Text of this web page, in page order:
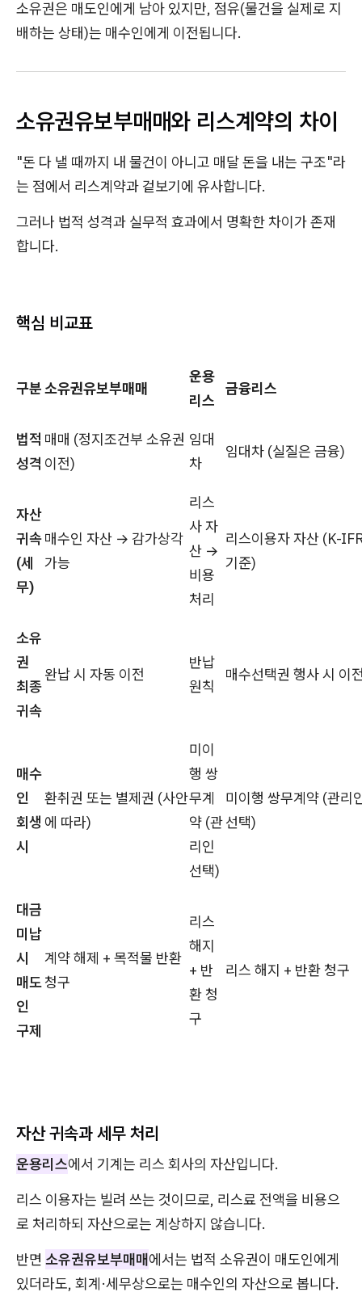
소유권은 매도인에게 남아 있지만, 점유(물건을 실제로 지
배하는 상태)는 매수인에게 이전됩니다.
소유권유보부매매와 리스계약의 차이
"돈 다 낼 때까지 내 물건이 아니고 매달 돈을 내는 구조"라
는 점에서 리스계약과 겉보기에 유사합니다.
그러나 법적 성격과 실무적 효과에서 명확한 차이가 존재
합니다.
핵심 비교표
구분소유권유보부매매
운용
리스
금융리스
법적
성격
매매 (정지조건부 소유권
이전)
임대
차
임대차 (실질은 금융)
자산
귀속
(세
무)
매수인 자산 → 감가상각
가능
리스
사 자
산 →
비용
처리
리스이용자 자산 (K-
기준)
소유
권
최종
귀속
완납 시 자동 이전
반납
원칙
매수선택권 행사 시 이
매수
인
회생
시
환취권 또는 별제권 (사안
에 따라)
미이
행 쌍
무계
약 (관
리인
선택)
미이행 쌍무계약 (관리
선택)
대금
미납
시
매도
인
구제
계약 해제 + 목적물 반환
청구
리스
해지
+ 반
환 청
구
리스 해지 + 반환 청구
자산 귀속과 세무 처리
운용리스에서 기계는 리스 회사의 자산입니다.
리스 이용자는 빌려 쓰는 것이므로, 리스료 전액을 비용으
로 처리하되 자산으로는 계상하지 않습니다.
반면 소유권유보부매매에서는 법적 소유권이 매도인에게
있더라도, 회계·세무상으로는 매수인의 자산으로 봅니다.